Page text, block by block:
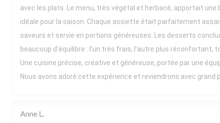
avec les plats. Le menu, très végétal et herbacé, apportait une
idéale pour la saison. Chaque assiette était parfaitement
saveurs et servie en portions généreuses. Les desserts
beaucoup d’équilibre : l’un très frais, l’autre plus réconfortant,
Une cuisine précise, créative et généreuse, portée par une
Nous avons adoré cette expérience et reviendrons avec grand
Anne L